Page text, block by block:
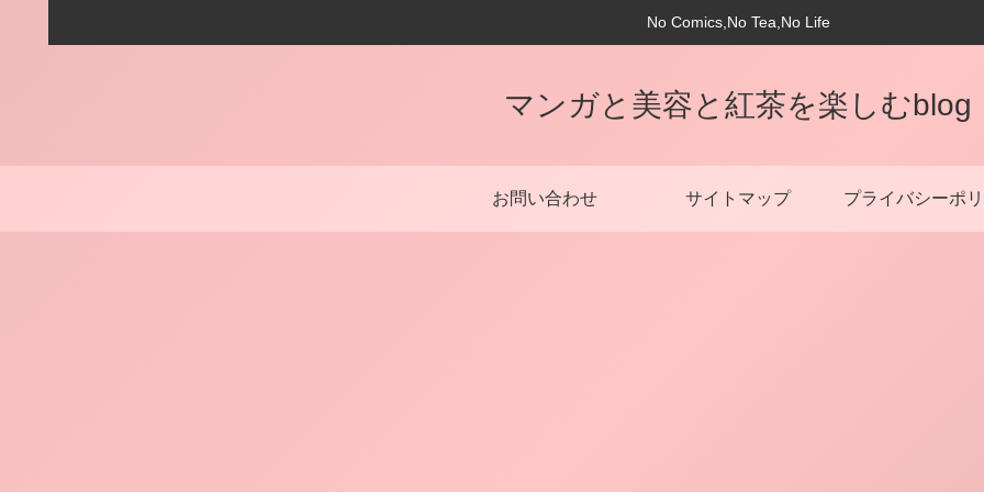
No Comics,No Tea,No Life
マンガと美容と紅茶を楽しむblog
お問い合わせ サイトマップ プライバシーポ